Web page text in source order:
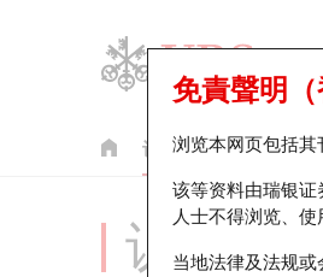
认股证 牛熊证 美
免責聲明（
浏览本网页包括
该等资料由瑞银
人士不得浏览、
当地法律及法规
认股证